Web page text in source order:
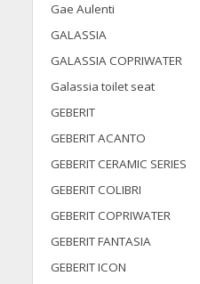
Gae Aulenti
GALASSIA
GALASSIA COPRIWATER
Galassia toilet seat
GEBERIT
GEBERIT ACANTO
GEBERIT CERAMIC SERIES
GEBERIT COLIBRI
GEBERIT COPRIWATER
GEBERIT FANTASIA
GEBERIT ICON